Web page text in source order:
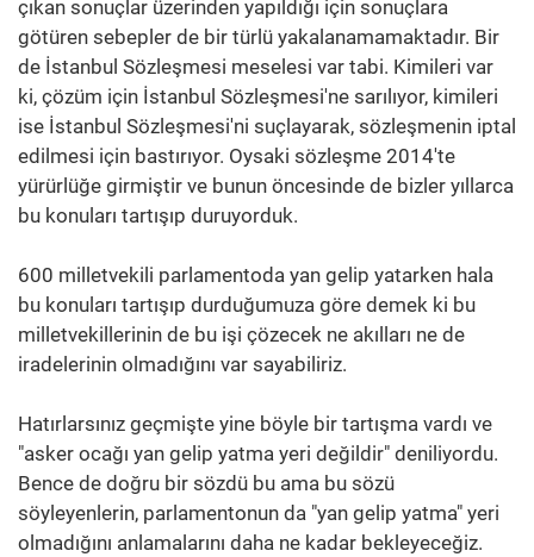
çıkan sonuçlar üzerinden yapıldığı için sonuçlara
götüren sebepler de bir türlü yakalanamamaktadır. Bir
de İstanbul Sözleşmesi meselesi var tabi. Kimileri var
ki, çözüm için İstanbul Sözleşmesi'ne sarılıyor, kimileri
ise İstanbul Sözleşmesi'ni suçlayarak, sözleşmenin iptal
edilmesi için bastırıyor. Oysaki sözleşme 2014'te
yürürlüğe girmiştir ve bunun öncesinde de bizler yıllarca
bu konuları tartışıp duruyorduk.
600 milletvekili parlamentoda yan gelip yatarken hala
bu konuları tartışıp durduğumuza göre demek ki bu
milletvekillerinin de bu işi çözecek ne akılları ne de
iradelerinin olmadığını var sayabiliriz.
Hatırlarsınız geçmişte yine böyle bir tartışma vardı ve
"asker ocağı yan gelip yatma yeri değildir" deniliyordu.
Bence de doğru bir sözdü bu ama bu sözü
söyleyenlerin, parlamentonun da "yan gelip yatma" yeri
olmadığını anlamalarını daha ne kadar bekleyeceğiz.